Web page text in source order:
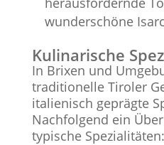
wunderschöne
Kulinarische
In Brixen und
traditionelle Tiroler
italienisch geprägte
Nachfolgend ein
typische Spezialitäten: